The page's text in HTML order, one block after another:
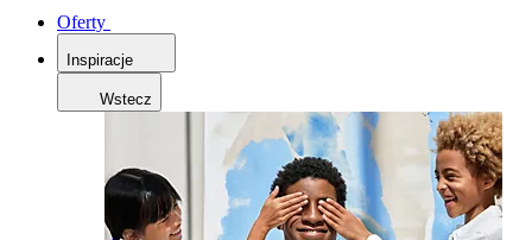
Oferty
Inspiracje
Wstecz